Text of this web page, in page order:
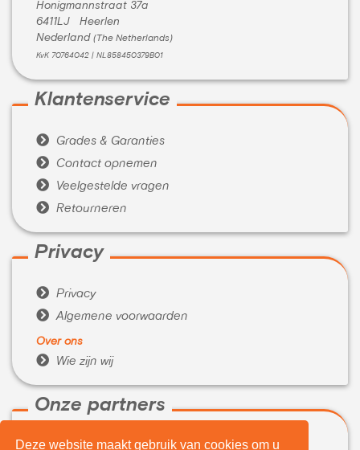
Deze website maakt gebruik van cookies om u
Honigmannstraat 37a
6411LJ Heerlen
Nederland (The Netherlands)
KvK 70764042 | NL858450379B01
Klantenservice
 Grades & Garanties
 Contact opnemen
 Veelgestelde vragen
 Retourneren
Privacy
 Privacy
 Algemene voorwaarden
Over ons
 Wie zijn wij
Onze partners
 WeBuyIt.nl